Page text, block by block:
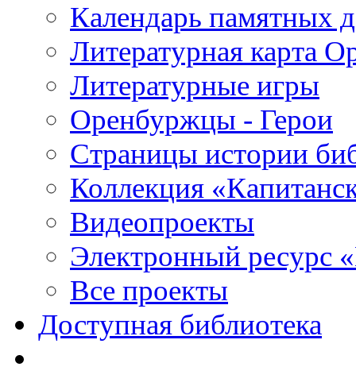
Календарь памятных
Литературная карта
Литературные игры
Оренбуржцы - Герои
Страницы истории
Коллекция
Видеопроекты
Электронный ресурс
Все проекты
Доступная библиотека